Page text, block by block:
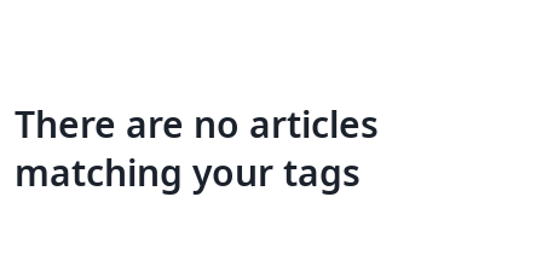
There are no articles
matching your tags